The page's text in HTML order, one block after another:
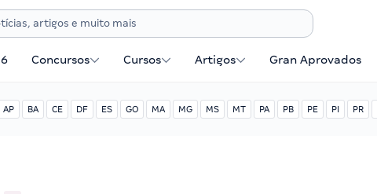
Concursos Cursos Artigos Gran Aprovados
AP BA CE DF ES GO MA MG MS MT PA PB PE PI PR